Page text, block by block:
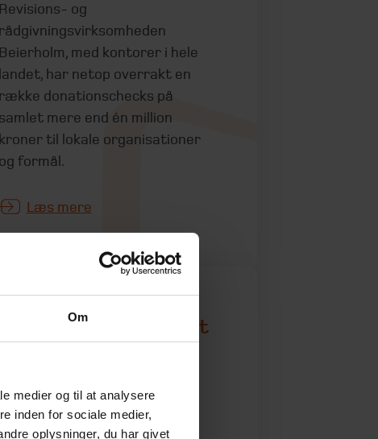
Om
medier og til at analysere
inden for sociale medier,
oplysninger, du har givet
Revisions- og
rådgivningsvirksomheden
Beierholm, med kontorer i hele
landet, har netop overrakt en
række donationschecks på
samlet mere end én million
kroner til lokale organisationer
og formål.
Læs mere
Forhøjelse af boafgift
juni 2026